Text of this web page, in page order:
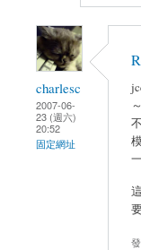
charlesc
2007-06-
23 (週六)
20:52
固定網址
～